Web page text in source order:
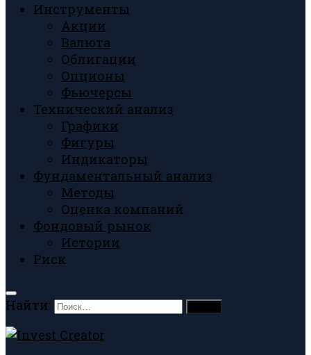
Инструменты
Акции
Валюта
Облигации
Опционы
Фьючерсы
Технический анализ
Графики
Фигуры
Индикаторы
Фундаментальный анализ
Методы
Оценка компаний
Фондовый рынок
Истории
Риск
Найти: